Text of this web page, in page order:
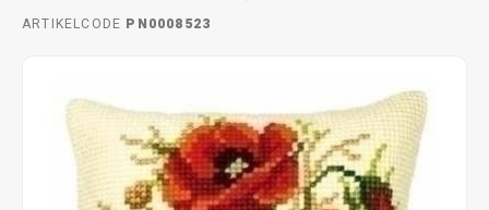
ARTIKELCODE PN0008523